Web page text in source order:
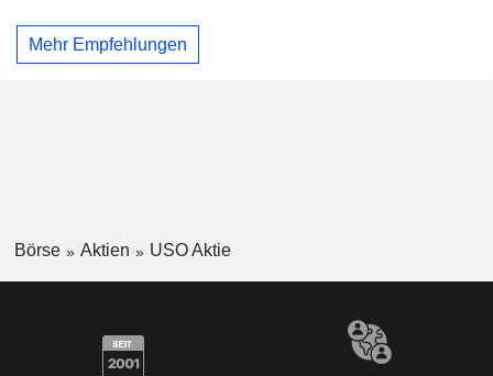
Mehr Empfehlungen
Börse Aktien USO Aktie